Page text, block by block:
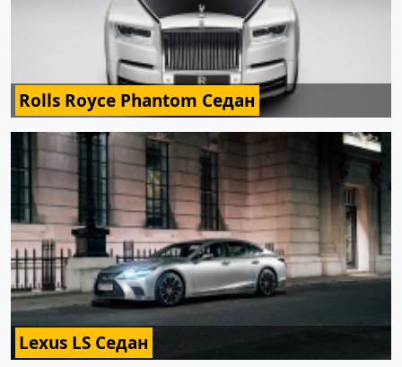
Rolls Royce Phantom Седан
Lexus LS Седан